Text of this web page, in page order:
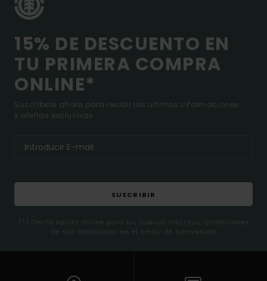
15% DE DESCUENTO EN
TU PRIMERA COMPRA
ONLINE*
Suscríbete ahora para recibir las ultimas informaciones
y ofertas exclusivas.
SUSCRIBIR
(*) Oferta valida online para los nuevos inscritos. Condiciones
de uso detalladas en el email de bienvenida